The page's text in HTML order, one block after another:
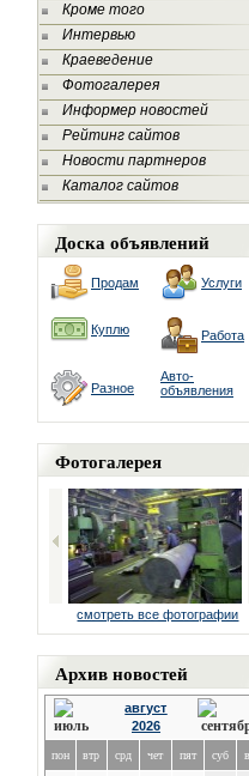
Кроме того
Интервью
Краеведение
Фотогалерея
Информер новостей
Рейтинг сайтов
Новости партнеров
Каталог сайтов
Доска объявлений
Продам Услуги
Куплю Работа
Разное
Авто-
объявления
Фотогалерея
смотреть все фотографии
Архив новостей
август
2026
пон втр срд чет пят суб